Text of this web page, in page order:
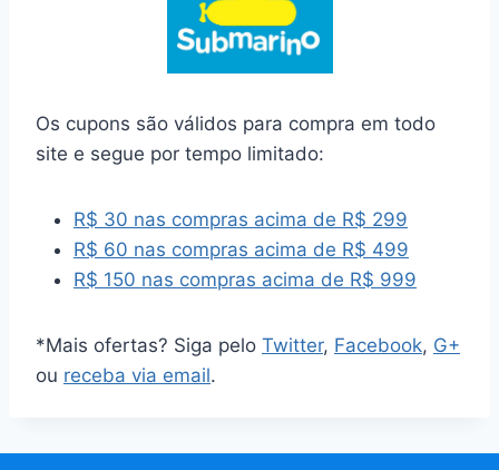
Os cupons são válidos para compra em todo
site e segue por tempo limitado:
R$ 30 nas compras acima de R$ 299
R$ 60 nas compras acima de R$ 499
R$ 150 nas compras acima de R$ 999
*Mais ofertas? Siga pelo Twitter, Facebook, G+
ou receba via email.